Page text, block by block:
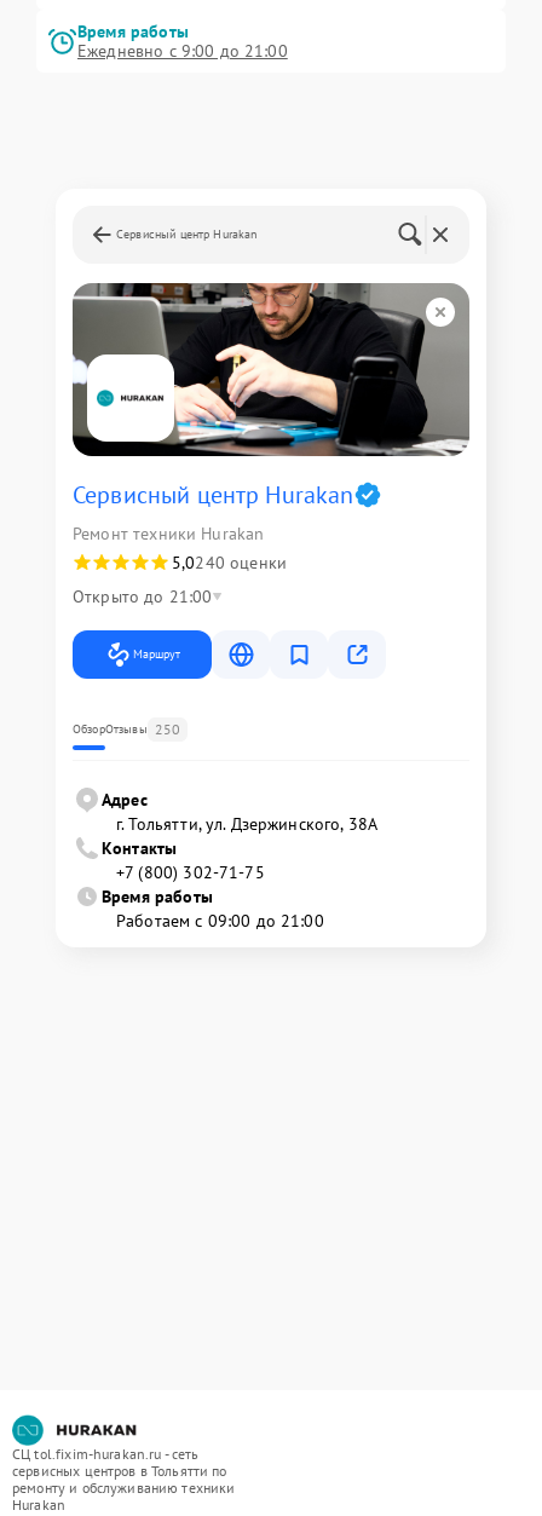
Время работы
Ежедневно с 9:00 до 21:00
Сервисный центр Hurakan
Сервисный центр Hurakan
Ремонт техники Hurakan
5,0240 оценки
Открыто до 21:00
Маршрут
ОбзорОтзывы 250
Адрес
г. Тольятти, ул. Дзержинского, 38А
Контакты
+7 (800) 302-71-75
Время работы
Работаем с 09:00 до 21:00
СЦ tol.fixim-hurakan.ru - сеть
сервисных центров в Тольятти по
ремонту и обслуживанию техники
Hurakan